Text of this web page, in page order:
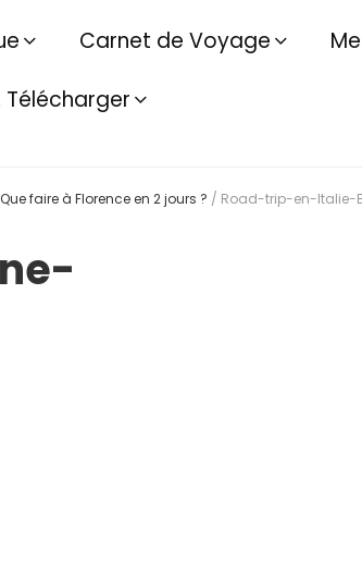
Carnet de Voyage
Télécharger
faire à Florence en 2 jours ? / Road-trip-en-Italie-